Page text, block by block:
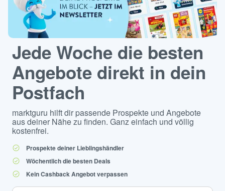
Jede Woche die besten
Angebote direkt in dein
Postfach
marktguru hilft dir passende Prospekte und Angebote
aus deiner Nähe zu finden. Ganz einfach und völlig
kostenfrei.
Prospekte deiner Lieblingshändler
Wöchentlich die besten Deals
Kein Cashback Angebot verpassen